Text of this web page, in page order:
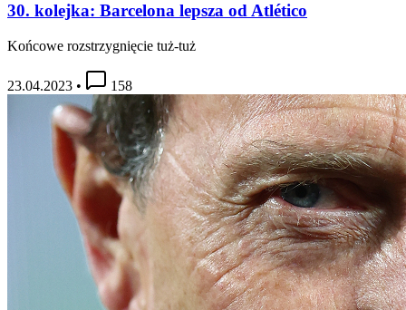
30. kolejka: Barcelona lepsza od Atlético
Końcowe rozstrzygnięcie tuż-tuż
23.04.2023 • 158